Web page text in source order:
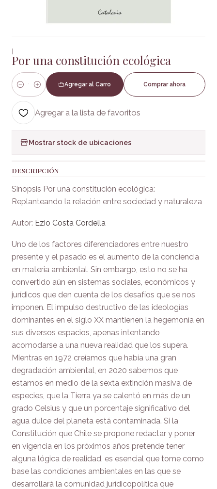
|
Por una constitución ecológica
Cantidad
Agregar al Carro Comprar ahora
Agregar a la lista de favoritos
Mostrar stock de ubicaciones
DESCRIPCIÓN
Sinopsis Por una constitución ecológica:
Replanteando la relación entre sociedad y naturaleza
Autor: Ezio Costa Cordella
Uno de los factores diferenciadores entre nuestro
presente y el pasado es el aumento de la conciencia
en materia ambiental. Sin embargo, esto no se ha
convertido aún en sistemas sociales, económicos y
jurídicos que den cuenta de los desafíos que se nos
imponen. El impulso destructivo de las ideologías
dominantes en el siglo XX mantienen la hegemonía en
sus diversos espacios, apenas intentando
acomodarse a una nueva realidad que los supera.
Mientras en 1972 creíamos que había una gran
degradación ambiental, en 2020 sabemos que
estamos en medio de la sexta extinción masiva de
especies, que la Tierra ya se calentó en más de un
grado Celsius y que un porcentaje significativo del
agua dulce del planeta está contaminada. Si la
Constitución que Chile se propone redactar y poner
en vigencia en los próximos años pretende tener
alguna lógica de realidad, es esencial que tome como
base las condiciones ambientales en las que se
desarrollará la comunidad jurídicopolítica que